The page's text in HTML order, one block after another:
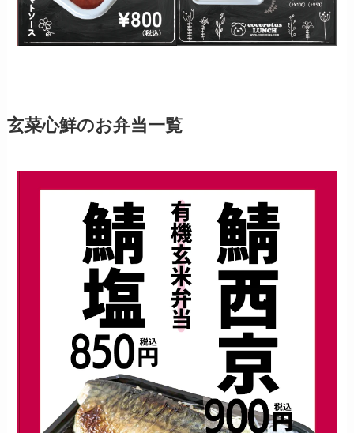
玄菜心鮮のお弁当一覧